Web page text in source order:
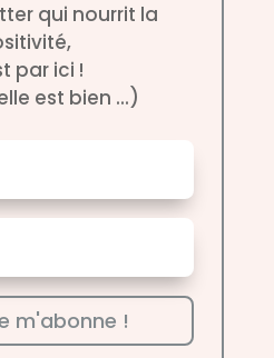
qui nourrit la
par ici !
est bien ...)
m'abonne !